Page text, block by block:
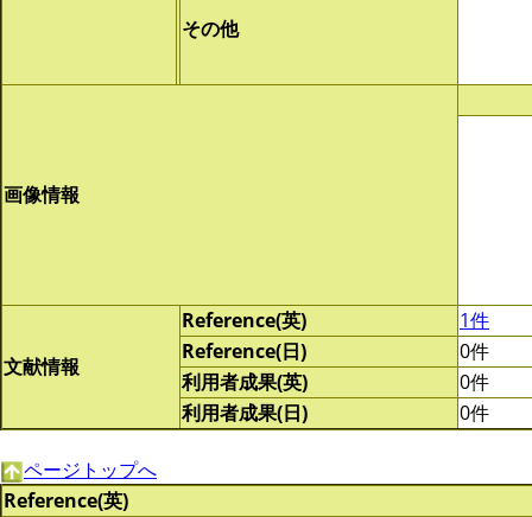
その他
画像情報
文献情報
Reference(英)
1件
Reference(日)
0件
利用者成果(英)
0件
利用者成果(日)
0件
ページトップへ
Reference(英)